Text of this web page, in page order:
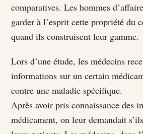
comparatives. Les hommes
garder à l’esprit cette propriété du
quand ils construisent leur gamme.
Lors d’une étude, les médecins
informations sur un certain
contre une maladie spécifique.
Après avoir pris connaissance des
médicament, on leur demandait